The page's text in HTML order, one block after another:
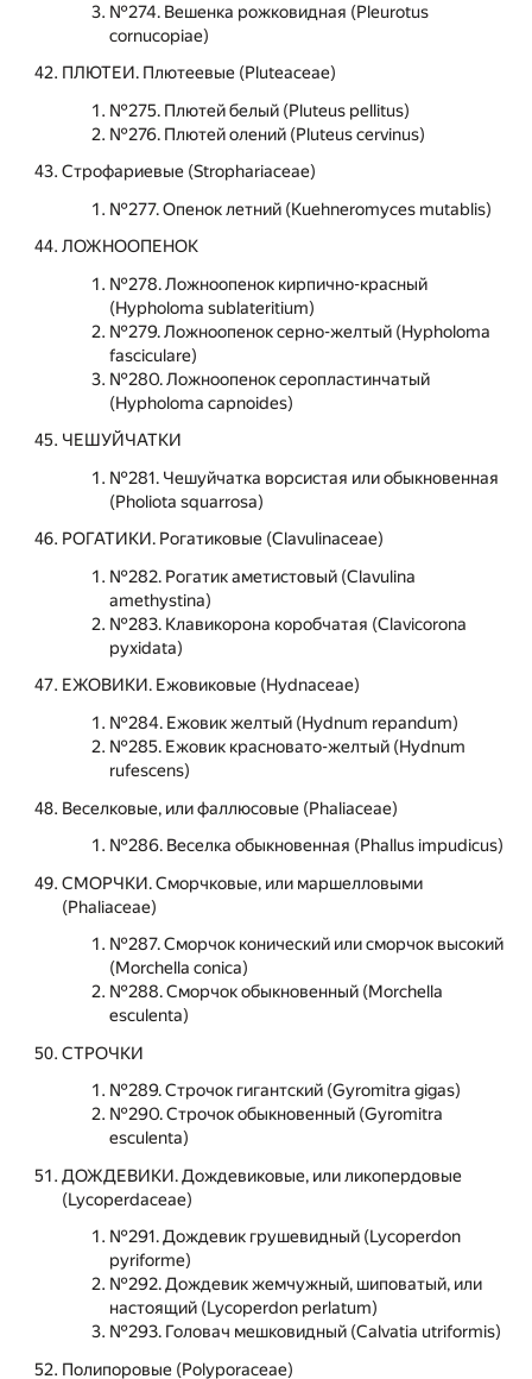
№274. Вешенка рожковидная (Pleurotus
cornucopiae)
ПЛЮТЕИ. Плютеевые (Pluteaceae)
№275. Плютей белый (Pluteus pellitus)
№276. Плютей олений (Pluteus cervinus)
Строфариевые (Strophariaceae)
№277. Опенок летний (Kuehneromyces mutablis)
ЛОЖНООПЕНОК
№278. Ложноопенок кирпично-красный
(Hypholoma sublateritium)
№279. Ложноопенок серно-желтый (Hypholoma
fasciculare)
№280. Ложноопенок серопластинчатый
(Hypholoma capnoides)
ЧЕШУЙЧАТКИ
№281. Чешуйчатка ворсистая или обыкновенная
(Pholiota squarrosa)
РОГАТИКИ. Рогатиковые (Clavulinaceae)
№282. Рогатик аметистовый (Clavulina
amethystina)
№283. Клавикорона коробчатая (Clavicorona
pyxidata)
ЕЖОВИКИ. Ежовиковые (Hydnaceae)
№284. Ежовик желтый (Hydnum repandum)
№285. Ежовик красновато-желтый (Hydnum
rufescens)
Веселковые, или фаллюсовые (Phaliaceae)
№286. Веселка обыкновенная (Phallus impudicus)
СМОРЧКИ. Сморчковые, или маршелловыми
(Phaliaceae)
№287. Сморчок конический или сморчок высокий
(Morchella conica)
№288. Сморчок обыкновенный (Morchella
esculenta)
СТРОЧКИ
№289. Строчок гигантский (Gyromitra gigas)
№290. Строчок обыкновенный (Gyromitra
esculenta)
ДОЖДЕВИКИ. Дождевиковые, или ликопердовые
(Lycoperdaceae)
№291. Дождевик грушевидный (Lycoperdon
pyriforme)
№292. Дождевик жемчужный, шиповатый, или
настоящий (Lycoperdon perlatum)
№293. Головач мешковидный (Calvatia utriformis)
Полипоровые (Polyporaceae)